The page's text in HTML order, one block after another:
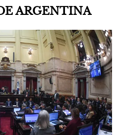
ARGENTINA